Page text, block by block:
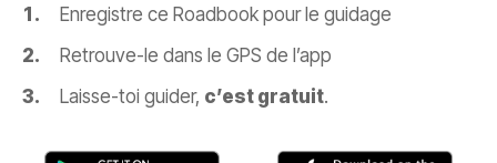
Enregistre ce Roadbook pour le guidage
Retrouve-le dans le GPS de l’app
Laisse-toi guider, c’est gratuit.